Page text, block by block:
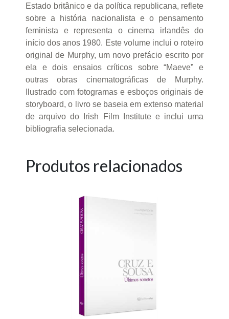
Estado britânico e da política republicana, reflete
sobre a história nacionalista e o pensamento
feminista e representa o cinema irlandês do
início dos anos 1980. Este volume inclui o roteiro
original de Murphy, um novo prefácio escrito por
ela e dois ensaios críticos sobre “Maeve” e
outras obras cinematográficas de Murphy.
Ilustrado com fotogramas e esboços originais de
storyboard, o livro se baseia em extenso material
de arquivo do Irish Film Institute e inclui uma
bibliografia selecionada.
Produtos relacionados